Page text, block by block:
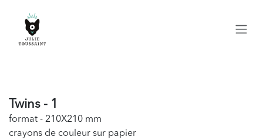
Twins - 1
format - 210X210 mm
crayons de couleur sur papier